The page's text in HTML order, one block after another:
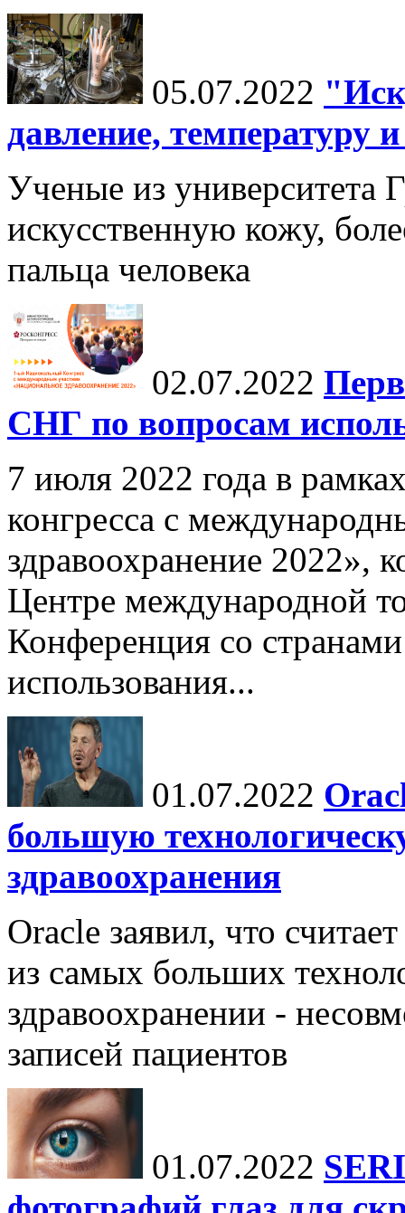
05.07.2022
давление, температуру
Ученые из университета
искусственную кожу,
пальца человека
02.07.2022
СНГ по вопросам
7 июля 2022 года в
конгресса с
здравоохранение 2022»,
Центре международной
Конференция со
использования...
01.07.2022
большую
здравоохранения
Oracle заявил, что
из самых больших
здравоохранении -
записей пациентов
01.07.2022